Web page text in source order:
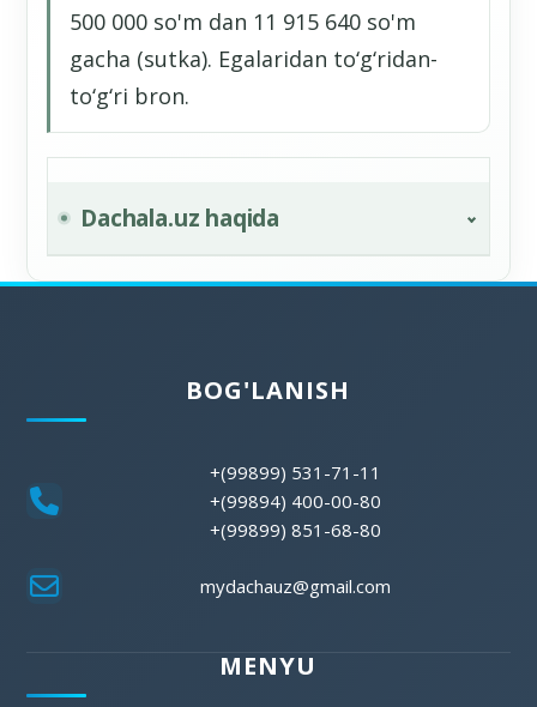
500 000 so'm dan 11 915 640 so'm
gacha (sutka). Egalaridan to‘g‘ridan-
to‘g‘ri bron.
Dachala.uz haqida
BOG'LANISH
+(99899) 531-71-11
+(99894) 400-00-80
+(99899) 851-68-80
mydachauz@gmail.com
MENYU